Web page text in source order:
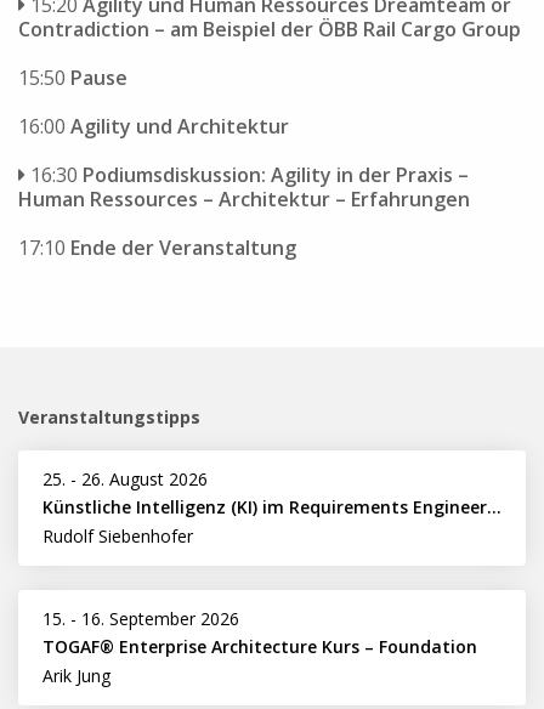
Contradiction – am Beispiel der ÖBB Rail Cargo Group
15:50 Pause
16:00 Agility und Architektur
16:30 Podiumsdiskussion: Agility in der Praxis –
Human Ressources – Architektur – Erfahrungen
17:10 Ende der Veranstaltung
Veranstaltungstipps
25. - 26. August 2026
Künstliche Intelligenz (KI) im Requirements Engineering erfolgreich einsetzen
Rudolf Siebenhofer
15. - 16. September 2026
TOGAF® Enterprise Architecture Kurs – Foundation
Arik Jung